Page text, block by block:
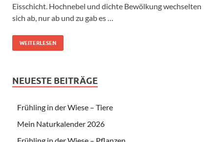
Eisschicht. Hochnebel und dichte Bewölkung wechselten
sich ab, nur ab und zu gab es …
WEITERLESEN
NEUESTE BEITRÄGE
Frühling in der Wiese – Tiere
Mein Naturkalender 2026